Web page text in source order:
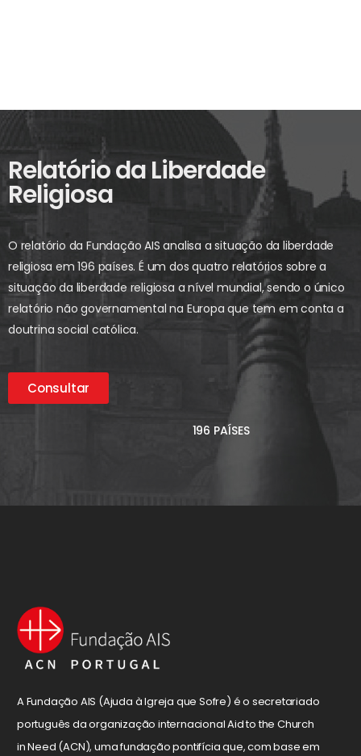
Relatório da Liberdade
Religiosa
O relatório da Fundação AIS analisa a situação da liberdade
religiosa em 196 países. É um dos quatro relatórios sobre a
situação da liberdade religiosa a nível mundial, sendo o único
relatório não governamental na Europa que tem em conta a
doutrina social católica.
Consultar
196 PAÍSES
A Fundação AIS (Ajuda à Igreja que Sofre) é o secretariado
português da organização internacional Aid to the Church
in Need (ACN), uma fundação pontifícia que, com base em